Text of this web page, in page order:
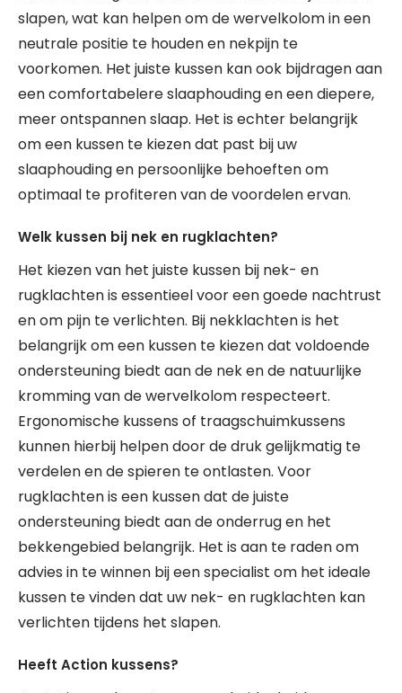
slapen, wat kan helpen om de wervelkolom in een
neutrale positie te houden en nekpijn te
voorkomen. Het juiste kussen kan ook bijdragen aan
een comfortabelere slaaphouding en een diepere,
meer ontspannen slaap. Het is echter belangrijk
om een kussen te kiezen dat past bij uw
slaaphouding en persoonlijke behoeften om
optimaal te profiteren van de voordelen ervan.
Welk kussen bij nek en rugklachten?
Het kiezen van het juiste kussen bij nek- en
rugklachten is essentieel voor een goede nachtrust
en om pijn te verlichten. Bij nekklachten is het
belangrijk om een kussen te kiezen dat voldoende
ondersteuning biedt aan de nek en de natuurlijke
kromming van de wervelkolom respecteert.
Ergonomische kussens of traagschuimkussens
kunnen hierbij helpen door de druk gelijkmatig te
verdelen en de spieren te ontlasten. Voor
rugklachten is een kussen dat de juiste
ondersteuning biedt aan de onderrug en het
bekkengebied belangrijk. Het is aan te raden om
advies in te winnen bij een specialist om het ideale
kussen te vinden dat uw nek- en rugklachten kan
verlichten tijdens het slapen.
Heeft Action kussens?